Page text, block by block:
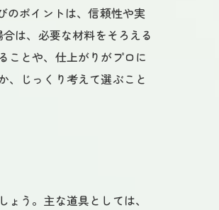
のポイントは、信頼性や実
は、必要な材料をそろえる
ことや、仕上がりがプロに
、じっくり考えて選ぶこと
う。主な道具としては、